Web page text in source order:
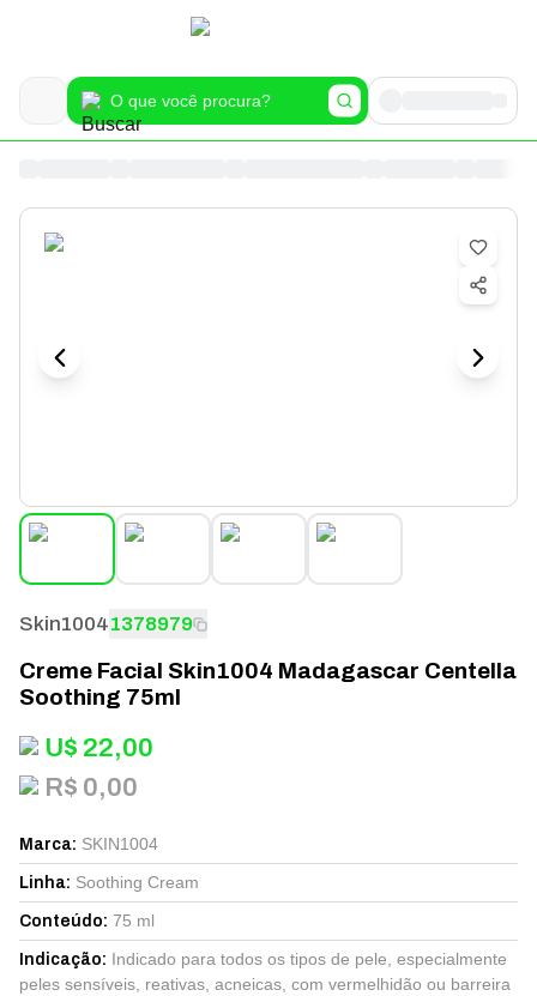
Skin10041378979
Creme Facial Skin1004 Madagascar Centella
Soothing 75ml
U$ 22,00
R$ 0,00
Marca: SKIN1004
Linha: Soothing Cream
Conteúdo: 75 ml
Indicação: Indicado para todos os tipos de pele, especialmente
peles sensíveis, reativas, acneicas, com vermelhidão ou barreira